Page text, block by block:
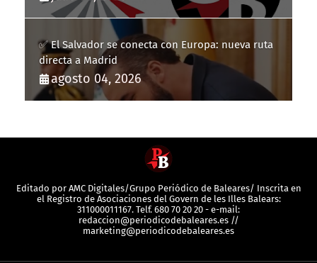
✅ El Salvador se conecta con Europa: nueva ruta
directa a Madrid
agosto 04, 2026
Editado por AMC Digitales/Grupo Periódico de Baleares/ Inscrita en
el Registro de Asociaciones del Govern de les Illes Balears:
311000011167. Telf. 680 70 20 20 - e-mail:
redaccion@periodicodebaleares.es //
marketing@periodicodebaleares.es